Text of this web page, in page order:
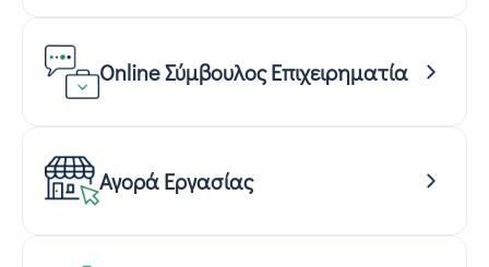
Online Σύμβουλος Επιχειρηματία
Αγορά Εργασίας